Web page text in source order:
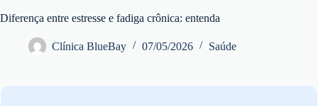
Diferença entre estresse e fadiga crônica: entenda
Clínica BlueBay 07/05/2026 Saúde